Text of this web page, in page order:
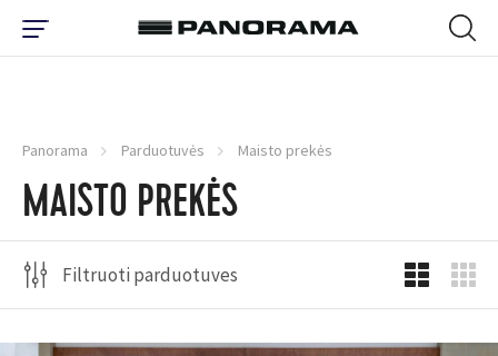
Panorama Parduotuvės Maisto prekės
MAISTO PREKĖS
Filtruoti parduotuves